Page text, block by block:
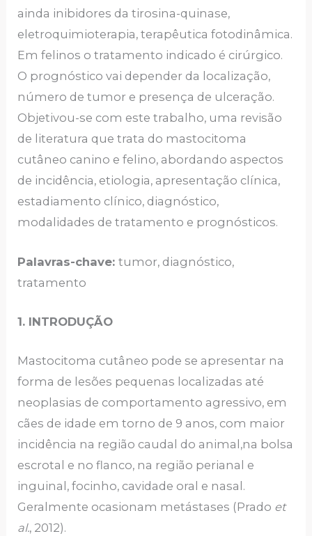
ainda inibidores da tirosina-quinase,
eletroquimioterapia, terapêutica fotodinâmica.
Em felinos o tratamento indicado é cirúrgico.
O prognóstico vai depender da localização,
número de tumor e presença de ulceração.
Objetivou-se com este trabalho, uma revisão
de literatura que trata do mastocitoma
cutâneo canino e felino, abordando aspectos
de incidência, etiologia, apresentação clínica,
estadiamento clínico, diagnóstico,
modalidades de tratamento e prognósticos.
Palavras-chave:tumor, diagnóstico,
tratamento
1. INTRODUÇÃO
Mastocitoma cutâneo pode se apresentar na
forma de lesões pequenas localizadas até
neoplasias de comportamento agressivo, em
cães de idade em torno de 9 anos, com maior
incidência na região caudal do animal,na bolsa
escrotal e no flanco, na região perianal e
inguinal, focinho, cavidade oral e nasal.
Geralmente ocasionam metástases (Prado et
al., 2012).